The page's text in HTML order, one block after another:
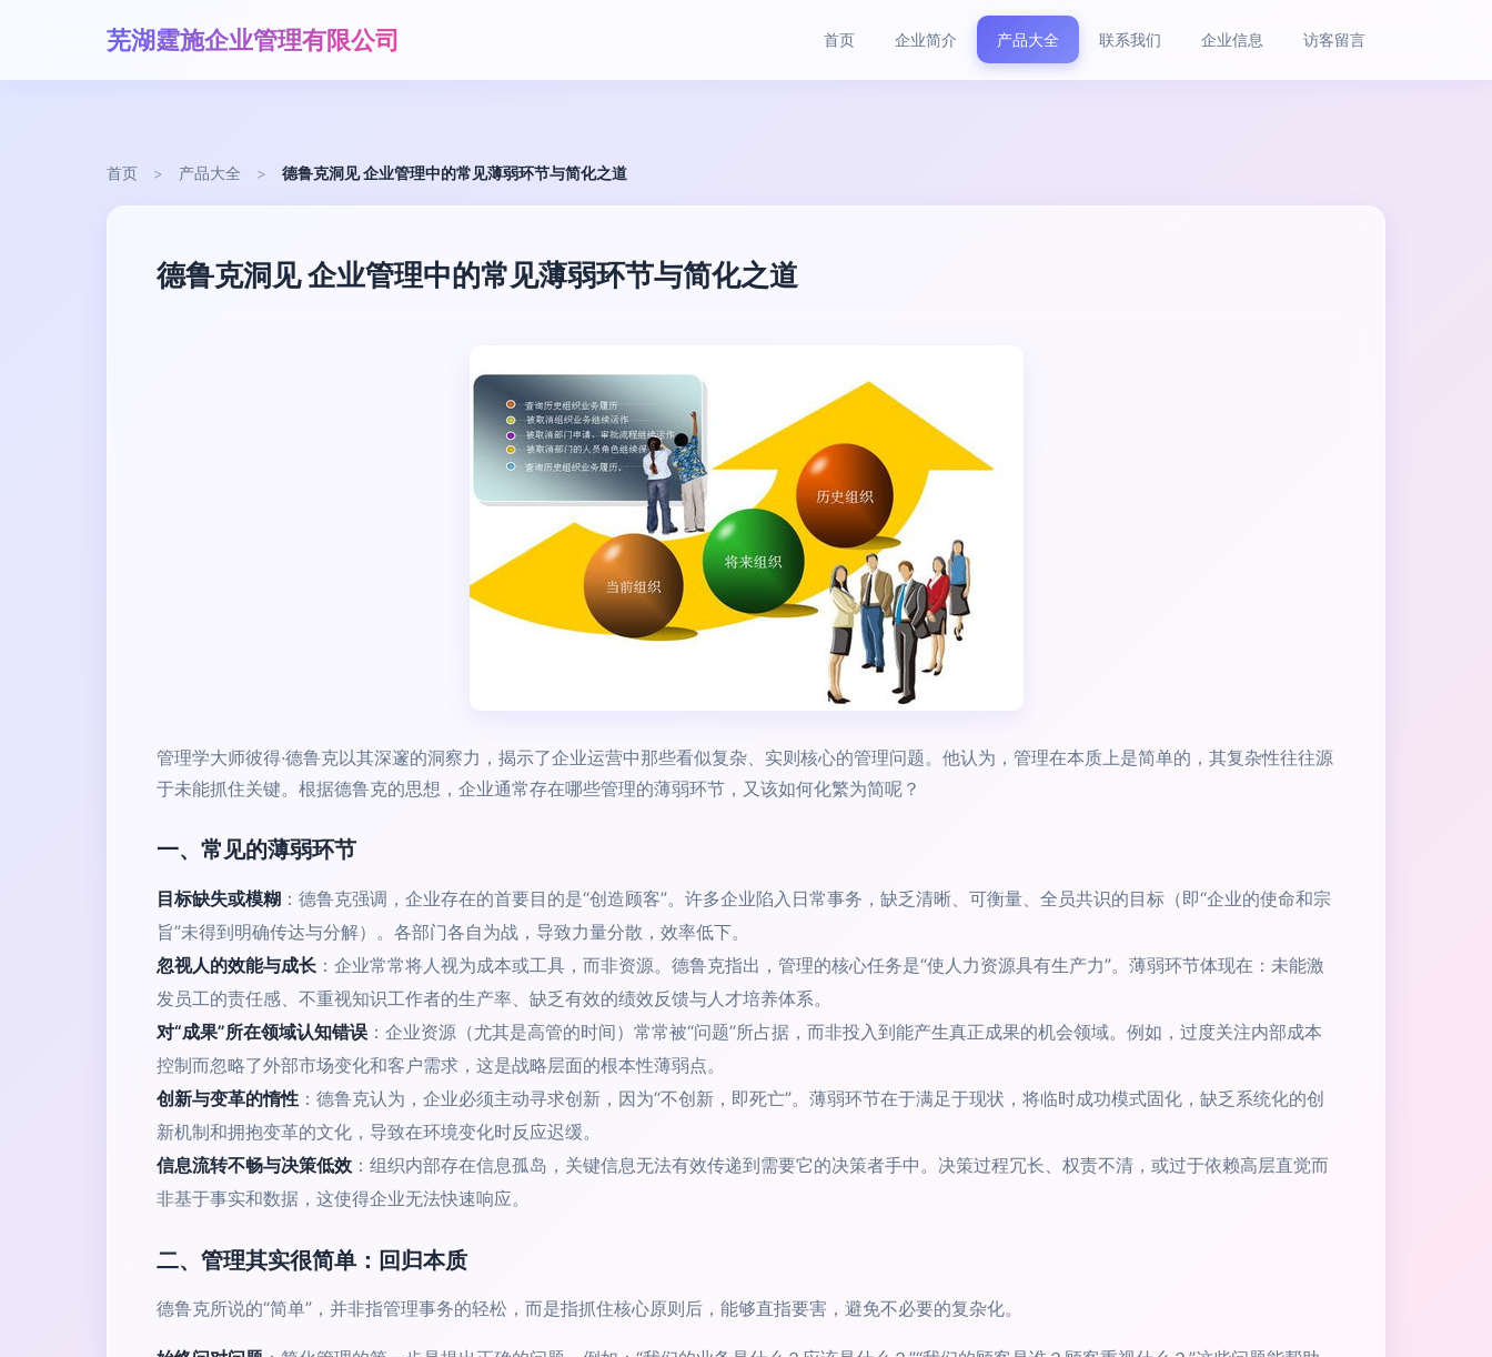
芜湖霆施企业管理有限公司 首页 企业简介 产品大全 联系我们 企业信息 访客留言
首页 > 产品大全 > 德鲁克洞见 企业管理中的常见薄弱环节与简化之道
德鲁克洞见 企业管理中的常见薄弱环节与简化之道
管理学大师彼得·德鲁克以其深邃的洞察力，揭示了企业运营中那些看似复杂、实则核心的管理问题。他认为，管理在本质上是简单的，其复杂性往往源
于未能抓住关键。根据德鲁克的思想，企业通常存在哪些管理的薄弱环节，又该如何化繁为简呢？
一、常见的薄弱环节
目标缺失或模糊 ：德鲁克强调，企业存在的首要目的是“创造顾客”。许多企业陷入日常事务，缺乏清晰、可衡量、全员共识的目标（即“企业的使命和宗
旨”未得到明确传达与分解）。各部门各自为战，导致力量分散，效率低下。
忽视人的效能与成长 ：企业常常将人视为成本或工具，而非资源。德鲁克指出，管理的核心任务是“使人力资源具有生产力”。薄弱环节体现在：未能激
发员工的责任感、不重视知识工作者的生产率、缺乏有效的绩效反馈与人才培养体系。
对“成果”所在领域认知错误 ：企业资源（尤其是高管的时间）常常被“问题”所占据，而非投入到能产生真正成果的机会领域。例如，过度关注内部成本
控制而忽略了外部市场变化和客户需求，这是战略层面的根本性薄弱点。
创新与变革的惰性 ：德鲁克认为，企业必须主动寻求创新，因为“不创新，即死亡”。薄弱环节在于满足于现状，将临时成功模式固化，缺乏系统化的创
新机制和拥抱变革的文化，导致在环境变化时反应迟缓。
信息流转不畅与决策低效 ：组织内部存在信息孤岛，关键信息无法有效传递到需要它的决策者手中。决策过程冗长、权责不清，或过于依赖高层直觉而
非基于事实和数据，这使得企业无法快速响应。
二、管理其实很简单：回归本质
德鲁克所说的“简单”，并非指管理事务的轻松，而是指抓住核心原则后，能够直指要害，避免不必要的复杂化。